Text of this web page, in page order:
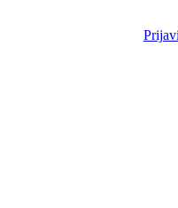
תקנון